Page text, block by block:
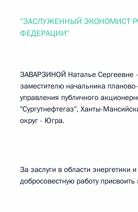
"ЗАСЛУЖЕННЫЙ ЭКОНОМИСТ
ФЕДЕРАЦИИ"
ЗАВАРЗИНОЙ Наталье Сергеевне
заместителю начальника
управления публичного
"Сургутнефтегаз", Ханты-
округ - Югра.
За заслуги в области энергетики
добросовестную работу